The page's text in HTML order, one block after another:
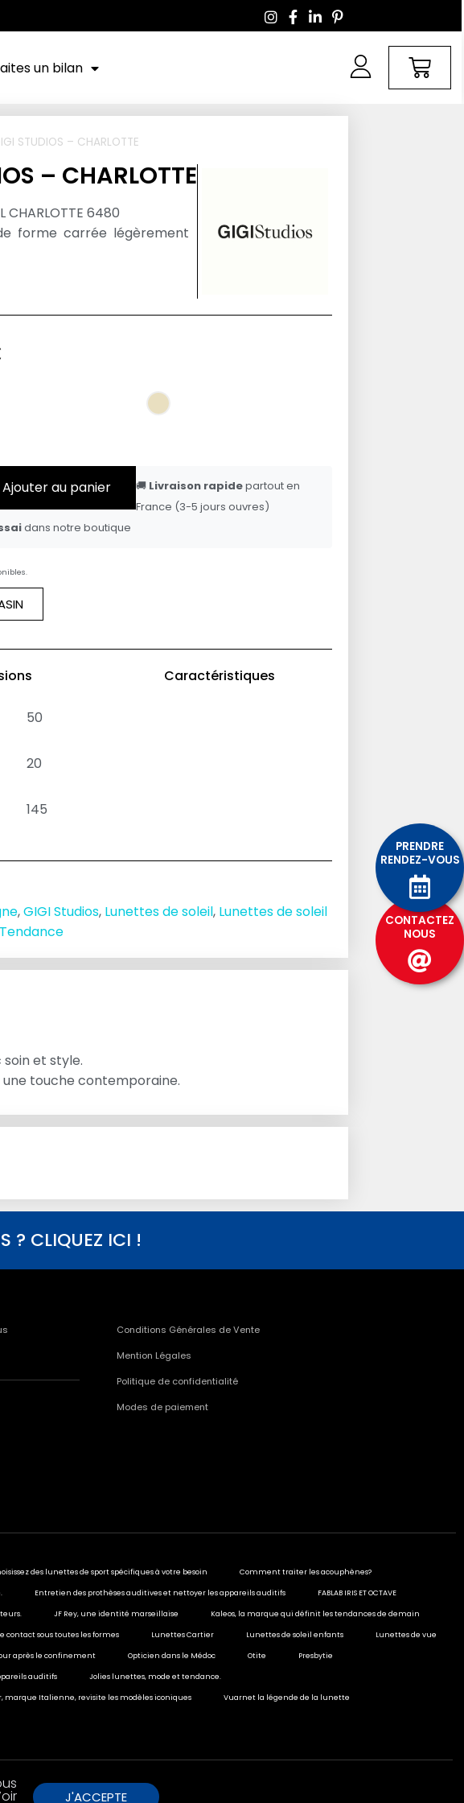
un bilan
STUDIOS – CHARLOTTE
– CHARLOTTE
CHARLOTTE 6480
forme carrée légèrement
Ajouter au panier 🚚 Livraison rapidepartout en
France (3-5 jours ouvres)
dans notre boutique
50
20
145
Caractéristiques
,GIGI Studios, Lunettes de soleil, Lunettes de soleil
Tendance
et style.
touche contemporaine.
? CLIQUEZ ICI !
Conditions Générales de Vente
Mention Légales
Politique de confidentialité
Modes de paiement
des lunettes de sport spécifiques à votre besoin Comment traiter les acouphènes?
Entretien des prothèses auditives et nettoyer les appareils auditifs FABLAB IRIS ET OCTAVE
JF Rey, une identité marseillaise Kaleos, la marque qui définit les tendances de demain
contact sous toutes les formes Lunettes Cartier Lunettes de soleil enfants Lunettes de vue
après le confinement Opticien dans le Médoc Otite Presbytie
auditifs Jolies lunettes, mode et tendance.
marque Italienne, revisite les modèles iconiques Vuarnet la légende de la lunette
PRENDRE
RENDEZ-VOUS
CONTACTEZ
NOUS
J'ACCEPTE